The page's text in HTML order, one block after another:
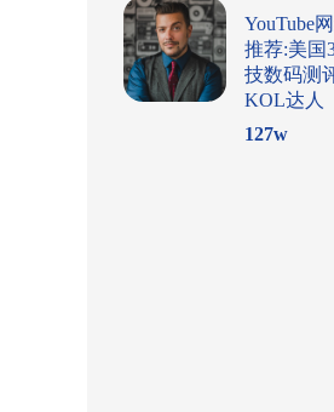
YouTube
推荐:美国
技数码测
KOL达人
127w